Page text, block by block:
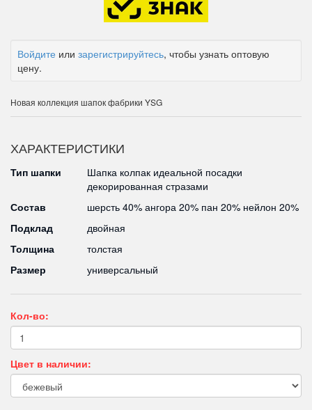
Войдите или зарегистрируйтесь, чтобы узнать оптовую
цену.
Новая коллекция шапок фабрики YSG
ХАРАКТЕРИСТИКИ
Тип шапки
Шапка колпак идеальной посадки
декорированная стразами
Состав
шерсть 40% ангора 20% пан 20% нейлон 20%
Подклад
двойная
Толщина
толстая
Размер
универсальный
Кол-во:
Цвет в наличии: